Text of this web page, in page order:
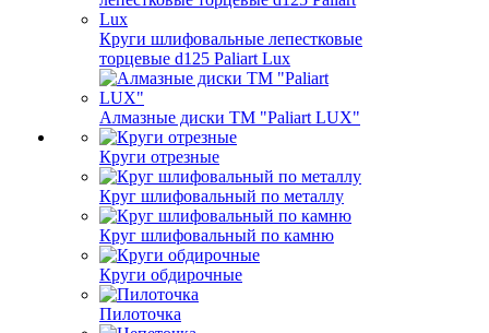
Круги шлифовальные лепестковые
торцевые d125 Paliart Lux
Алмазные диски ТМ "Paliart LUX"
Круги отрезные
Круг шлифовальный по металлу
Круг шлифовальный по камню
Круги обдирочные
Пилоточка